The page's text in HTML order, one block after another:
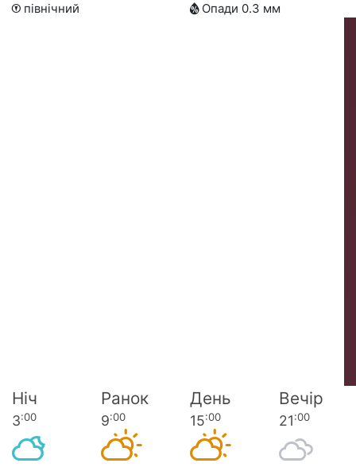
північний Опади 0.3 мм
Ніч Ранок День Вечір
3:00 9:00 15:00 21:00